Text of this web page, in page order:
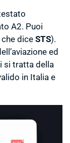
A2. Puoi
che dice STS).
ed
si tratta della
in Italia e